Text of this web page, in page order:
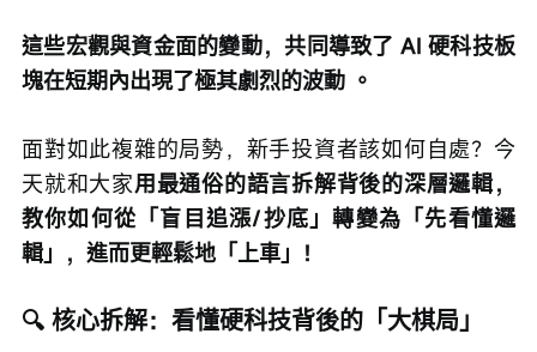
這些宏觀與資金面的變動，共同導致了 AI 硬科技板
塊在短期內出現了極其劇烈的波動 。
面對如此複雜的局勢，新手投資者該如何自處？今
天就和大家用最通俗的語言拆解背後的深層邏輯，
教你如何從「盲目追漲/抄底」轉變為「先看懂邏
輯」，進而更輕鬆地「上車」！
🔍 核心拆解：看懂硬科技背後的「大棋局」